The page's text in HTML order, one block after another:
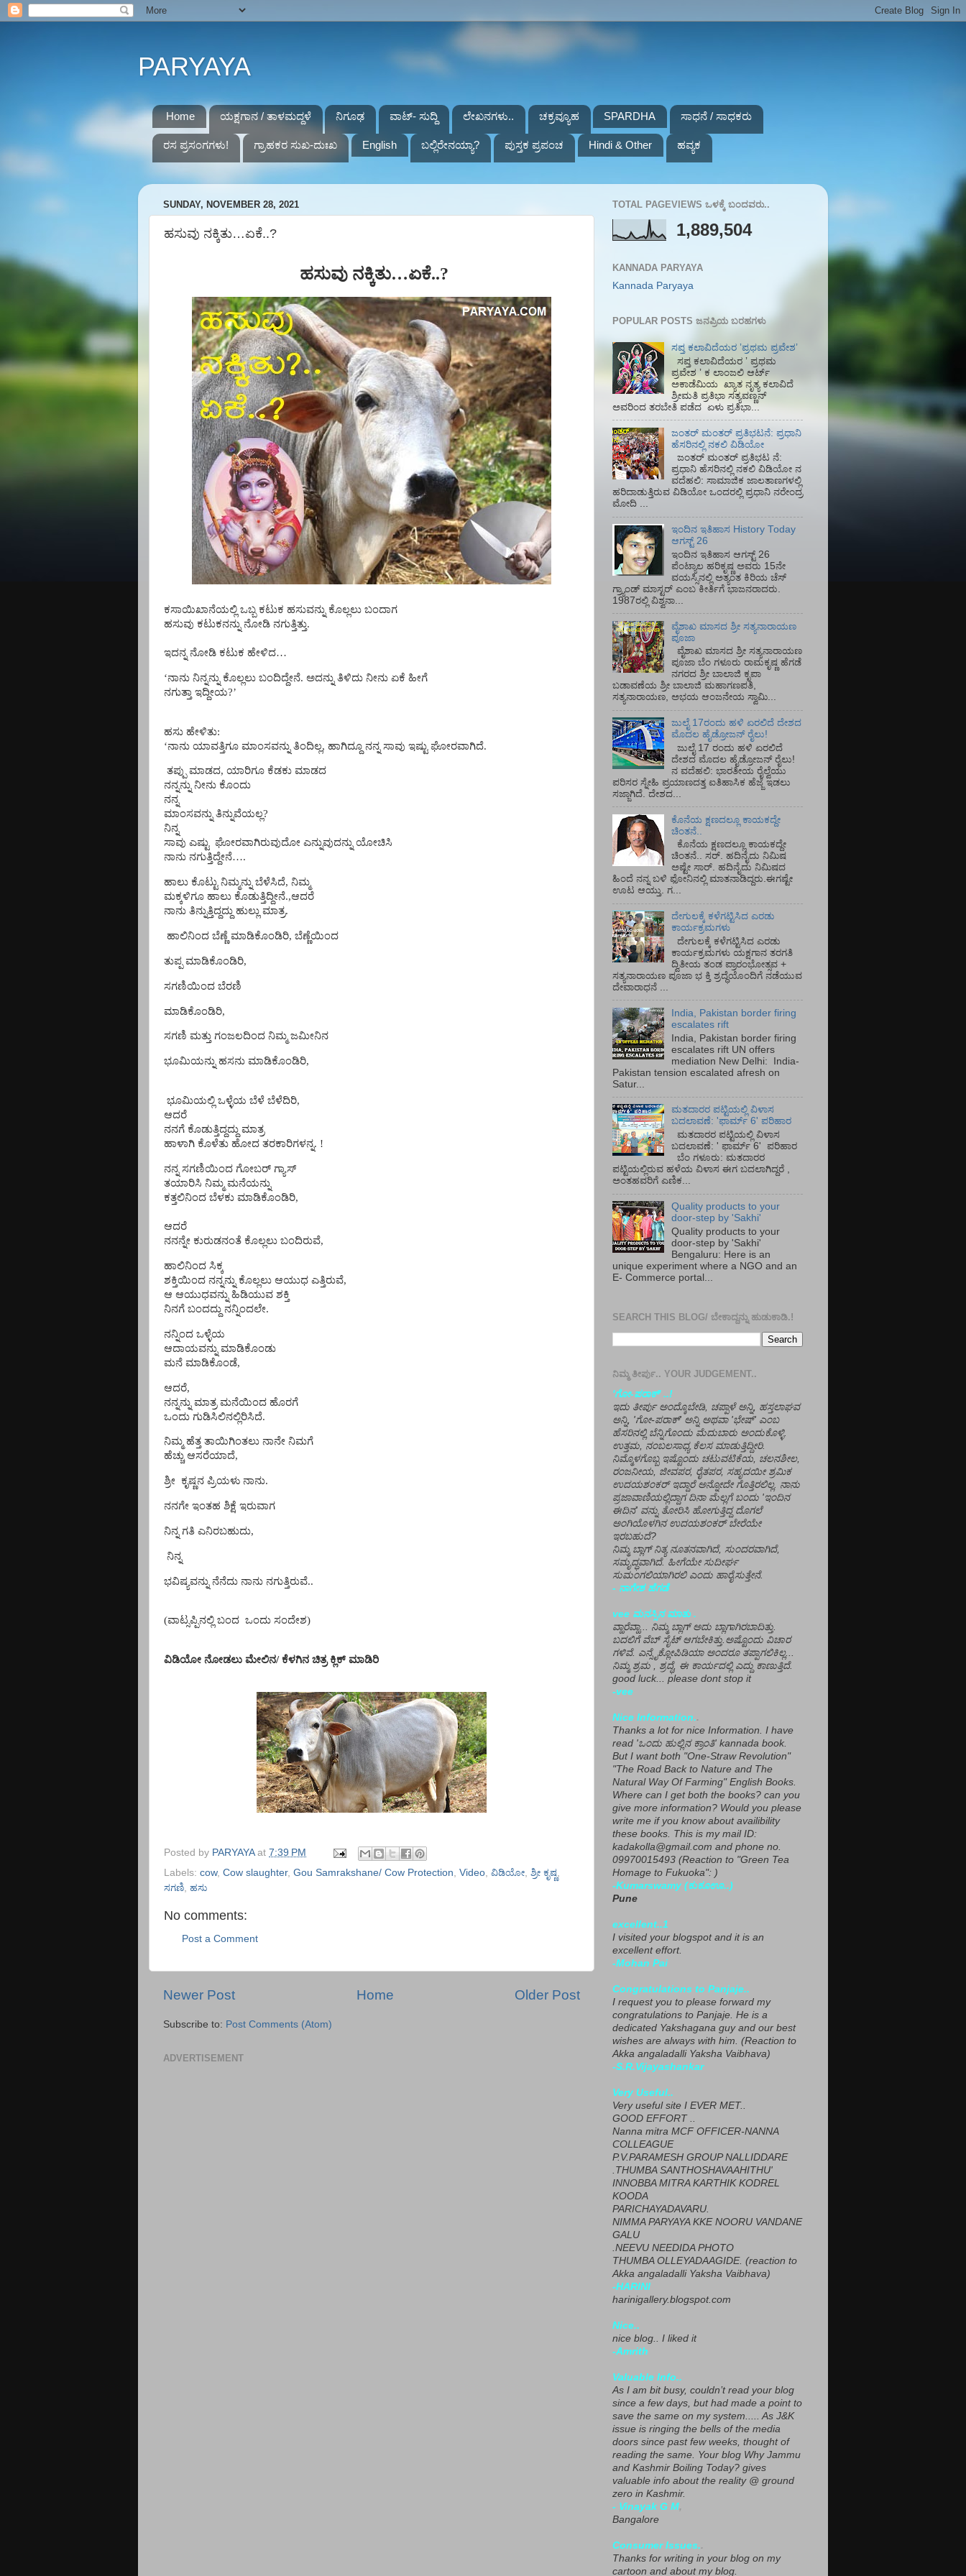
PARYAYA
Home ಯಕ್ಷಗಾನ / ತಾಳಮದ್ದಳೆ ನಿಗೂಢ ವಾಟ್- ಸುದ್ದಿ ಲೇಖನಗಳು.. ಚಕ್ರವ್ಯೂಹ SPARDHA ಸಾಧನೆ / ಸಾಧಕರು
ರಸ ಪ್ರಸಂಗಗಳು! ಗ್ರಾಹಕರ ಸುಖ-ದುಃಖ English ಬಲ್ಲಿರೇನಯ್ಯಾ? ಪುಸ್ತಕ ಪ್ರಪಂಚ Hindi & Other ಹವ್ಯಕ
SUNDAY, NOVEMBER 28, 2021
ಹಸುವು ನಕ್ಕಿತು…ಏಕೆ..?
ಹಸುವು ನಕ್ಕಿತು…ಏಕೆ..?
ಕಸಾಯಿಖಾನೆಯಲ್ಲಿ ಒಬ್ಬ ಕಟುಕ ಹಸುವನ್ನು ಕೊಲ್ಲಲು ಬಂದಾಗ
ಹಸುವು ಕಟುಕನನ್ನು ನೋಡಿ ನಗುತ್ತಿತ್ತು.
ಇದನ್ನ ನೋಡಿ ಕಟುಕ ಹೇಳಿದ…
‘ನಾನು ನಿನ್ನನ್ನು ಕೊಲ್ಲಲು ಬಂದಿದ್ದೇನೆ. ಅದನ್ನು ತಿಳಿದು ನೀನು ಏಕೆ ಹೀಗೆ
ನಗುತ್ತಾ ಇದ್ದೀಯ?’
ಹಸು ಹೇಳಿತು:
‘ನಾನು ಯಾವತ್ತಿಗೂ ಮಾಂಸವನ್ನು ತಿಂದಿಲ್ಲ, ಹಾಗಿದ್ದೂ ನನ್ನ ಸಾವು ಇಷ್ಟು ಘೋರವಾಗಿದೆ.
ತಪ್ಪು ಮಾಡದ, ಯಾರಿಗೂ ಕೆಡಕು ಮಾಡದ
ನನ್ನನ್ನು ನೀನು ಕೊಂದು
ನನ್ನ
ಮಾಂಸವನ್ನು ತಿನ್ನುವೆಯಲ್ಲ?
ನಿನ್ನ
ಸಾವು ಎಷ್ಟು ಘೋರವಾಗಿರುವುದೋ ಎನ್ನುವುದನ್ನು ಯೋಚಿಸಿ
ನಾನು ನಗುತ್ತಿದ್ದೇನೆ….
ಹಾಲು ಕೊಟ್ಟು ನಿಮ್ಮನ್ನು ಬೆಳೆಸಿದೆ, ನಿಮ್ಮ
ಮಕ್ಕಳಿಗೂ ಹಾಲು ಕೊಡುತ್ತಿದ್ದೀನೆ.,ಆದರೆ
ನಾನು ತಿನ್ನುತ್ತಿದ್ದದ್ದು ಹುಲ್ಲು ಮಾತ್ರ.
ಹಾಲಿನಿಂದ ಬೆಣ್ಣೆ ಮಾಡಿಕೊಂಡಿರಿ, ಬೆಣ್ಣೆಯಿಂದ
ತುಪ್ಪ ಮಾಡಿಕೊಂಡಿರಿ,
ಸಗಣಿಯಿಂದ ಬೆರಣಿ
ಮಾಡಿಕೊಂಡಿರಿ,
ಸಗಣಿ ಮತ್ತು ಗಂಜಲದಿಂದ ನಿಮ್ಮ ಜಮೀನಿನ
ಭೂಮಿಯನ್ನು ಹಸನು ಮಾಡಿಕೊಂಡಿರಿ,
ಭೂಮಿಯಲ್ಲಿ ಒಳ್ಳೆಯ ಬೆಳೆ ಬೆಳೆದಿರಿ,
ಆದರೆ
ನನಗೆ ಕೊಡುತ್ತಿದ್ದದ್ದು ಮಾತ್ರ
ಹಾಳಾಗಿ ಕೊಳೆತು ಹೋದ ತರಕಾರಿಗಳನ್ನ. !
ನನ್ನ ಸಗಣಿಯಿಂದ ಗೋಬರ್ ಗ್ಯಾಸ್
ತಯಾರಿಸಿ ನಿಮ್ಮ ಮನೆಯನ್ನು
ಕತ್ತಲಿನಿಂದ ಬೆಳಕು ಮಾಡಿಕೊಂಡಿರಿ,
ಆದರೆ
ನನನ್ನೇ ಕುರುಡನಂತೆ ಕೊಲ್ಲಲು ಬಂದಿರುವೆ,
ಹಾಲಿನಿಂದ ಸಿಕ್ಕ
ಶಕ್ತಿಯಿಂದ ನನ್ನನ್ನು ಕೊಲ್ಲಲು ಆಯುಧ ಎತ್ತಿರುವೆ,
ಆ ಆಯುಧವನ್ನು ಹಿಡಿಯುವ ಶಕ್ತಿ
ನಿನಗೆ ಬಂದದ್ದು ನನ್ನಿಂದಲೇ.
ನನ್ನಿಂದ ಒಳ್ಳೆಯ
ಆದಾಯವನ್ನು ಮಾಡಿಕೊಂಡು
ಮನೆ ಮಾಡಿಕೊಂಡೆ,
ಆದರೆ,
ನನ್ನನ್ನು ಮಾತ್ರ ಮನೆಯಿಂದ ಹೊರಗೆ
ಒಂದು ಗುಡಿಸಿಲಿನಲ್ಲಿರಿಸಿದೆ.
ನಿಮ್ಮ ಹೆತ್ತ ತಾಯಿಗಿಂತಲು ನಾನೇ ನಿಮಗೆ
ಹೆಚ್ಚು ಆಸರೆಯಾದೆ,
ಶ್ರೀ ಕೃಷ್ಣನ ಪ್ರಿಯಳು ನಾನು.
ನನಗೇ ಇಂತಹ ಶಿಕ್ಷೆ ಇರುವಾಗ
ನಿನ್ನ ಗತಿ ಎನಿರಬಹುದು,
ನಿನ್ನ
ಭವಿಷ್ಯವನ್ನು ನೆನೆದು ನಾನು ನಗುತ್ತಿರುವೆ..
(ವಾಟ್ಸಪ್ಪಿನಲ್ಲಿ ಬಂದ ಒಂದು ಸಂದೇಶ)
ವಿಡಿಯೋ ನೋಡಲು ಮೇಲಿನ/ ಕೆಳಗಿನ ಚಿತ್ರ ಕ್ಲಿಕ್ ಮಾಡಿರಿ
Posted by PARYAYA at 7:39 PM
Labels: cow, Cow slaughter, Gou Samrakshane/ Cow Protection Video ವಿಡಿಯೋ ಶ್ರೀ ಕೃಷ್ಣ
ಸಗಣಿ ಹಸು
No comments:
Post a Comment
Newer Post Older Post
Home
Subscribe to: Post Comments (Atom)
ADVERTISEMENT
TOTAL PAGEVIEWS ಒಳಕ್ಕೆ ಬಂದವರು..
1,889,504
KANNADA PARYAYA
Kannada Paryaya
POPULAR POSTS ಜನಪ್ರಿಯ ಬರಹಗಳು
ಸಪ್ತ ಕಲಾವಿದೆಯರ ʼಪ್ರಥಮ ಪ್ರವೇಶʼ
ಸಪ್ತ ಕಲಾವಿದೆಯರ ʼ ಪ್ರಥಮ
ಪ್ರವೇಶ ʼ ಕ ಲಾಂಜಲಿ ಆರ್ಟ್
ಅಕಾಡೆಮಿಯ‌ ಖ್ಯಾತ ನೃತ್ಯ ಕಲಾವಿದೆ
ಶ್ರೀಮತಿ ಪ್ರತಿಭಾ ಸತ್ಯವಣ್ಣನ್
ಅವರಿಂದ ತರಬೇತಿ ಪಡೆದ ಏಳು ಪ್ರತಿಭಾ...
ಜಂತರ್ ಮಂತರ್ ಪ್ರತಿಭಟನೆ: ಪ್ರಧಾನಿ
ಹೆಸರಿನಲ್ಲಿ ನಕಲಿ ವಿಡಿಯೋ
ಜಂತರ್ ಮಂತರ್ ಪ್ರತಿಭಟ ನೆ:
ಪ್ರಧಾನಿ ಹೆಸರಿನಲ್ಲಿ ನಕಲಿ ವಿಡಿಯೋ ನ
ವದೆಹಲಿ: ಸಾಮಾಜಿಕ ಜಾಲತಾಣಗಳಲ್ಲಿ
ಹರಿದಾಡುತ್ತಿರುವ ವಿಡಿಯೋ ಒಂದರಲ್ಲಿ ಪ್ರಧಾನಿ ನರೇಂದ್ರ
ಮೋದಿ ...
ಇಂದಿನ ಇತಿಹಾಸ History Today
ಆಗಸ್ಟ್ 26
ಇಂದಿನ ಇತಿಹಾಸ ಆಗಸ್ಟ್ 26
ಪೆಂಟ್ಯಾಲ ಹರಿಕೃಷ್ಣ ಅವರು 15ನೇ
ವಯಸ್ಸಿನಲ್ಲಿ ಅತ್ಯಂತ ಕಿರಿಯ ಚೆಸ್
ಗ್ರ್ಯಾಂಡ್ ಮಾಸ್ಟರ್ ಎಂಬ ಕೀರ್ತಿಗೆ ಭಾಜನರಾದರು.
1987ರಲ್ಲಿ ವಿಶ್ವನಾ...
ವೈಶಾಖ ಮಾಸದ ಶ್ರೀ ಸತ್ಯನಾರಾಯಣ
ಪೂಜಾ
ವೈಶಾಖ ಮಾಸದ ಶ್ರೀ ಸತ್ಯನಾರಾಯಣ
ಪೂಜಾ ಬೆಂ ಗಳೂರು ರಾಮಕೃಷ್ಣ ಹೆಗಡೆ
ನಗರದ ಶ್ರೀ ಬಾಲಾಜಿ ಕೃಪಾ
ಬಡಾವಣೆಯ ಶ್ರೀ ಬಾಲಾಜಿ ಮಹಾಗಣಪತಿ,
ಸತ್ಯನಾರಾಯಣ, ಅಭಯ ಆಂಜನೇಯ ಸ್ವಾಮಿ...
ಜುಲೈ 17ರಂದು ಹಳಿ ಏರಲಿದೆ ದೇಶದ
ಮೊದಲ ಹೈಡ್ರೋಜನ್ ರೈಲು!
ಜುಲೈ 17 ರಂದು ಹಳಿ ಏರಲಿದೆ
ದೇಶದ ಮೊದಲ ಹೈಡ್ರೋಜನ್ ರೈಲು!
ನ ವದೆಹಲಿ: ಭಾರತೀಯ ರೈಲ್ವೆಯು
ಪರಿಸರ ಸ್ನೇಹಿ ಪ್ರಯಾಣದತ್ತ ಐತಿಹಾಸಿಕ ಹೆಜ್ಜೆ ಇಡಲು
ಸಜ್ಜಾಗಿದೆ. ದೇಶದ...
ಕೊನೆಯ ಕ್ಷಣದಲ್ಲೂ ಕಾಯಕದ್ದೇ
ಚಿಂತನೆ..
ಕೊನೆಯ ಕ್ಷಣದಲ್ಲೂ ಕಾಯಕದ್ದೇ
ಚಿಂತನೆ.. ಸರ್.‌ ಹದಿನೈದು ನಿಮಿಷ
ಅಷ್ಟೇ ಸಾರ್.‌ ಹದಿನೈದು ನಿಮಿಷದ
ಹಿಂದೆ ನನ್ನ ಬಳಿ ಫೋನಿನಲ್ಲಿ ಮಾತನಾಡಿದ್ದರು.ಈಗಷ್ಟೇ
ಊಟ ಆಯ್ತು. ಗ...
ದೇಗುಲಕ್ಕೆ ಕಳೆಗಟ್ಟಿಸಿದ ಎರಡು
ಕಾರ್ಯಕ್ರಮಗಳು
ದೇಗುಲಕ್ಕೆ ಕಳೆಗಟ್ಟಿಸಿದ ಎರಡು
ಕಾರ್ಯಕ್ರಮಗಳು ಯಕ್ಷಗಾನ ತರಗತಿ
ದ್ವಿತೀಯ ತಂಡ ಪ್ರಾರಂಭೋತ್ಸವ +
ಸತ್ಯನಾರಾಯಣ ಪೂಜಾ ಭ ಕ್ತಿ ಶ್ರದ್ಧೆಯೊಂದಿಗೆ ನಡೆಯುವ
ದೇವಾರಾಧನೆ ...
India, Pakistan border firing
escalates rift
India, Pakistan border firing
escalates rift UN offers
mediation New Delhi: India-
Pakistan tension escalated afresh on
Satur...
ಮತದಾರರ ಪಟ್ಟಿಯಲ್ಲಿ ವಿಳಾಸ
ಬದಲಾವಣೆ: 'ಫಾರ್ಮ್ 6' ಪರಿಹಾರ
ಮತದಾರರ ಪಟ್ಟಿಯಲ್ಲಿ ವಿಳಾಸ
ಬದಲಾವಣೆ: ' ಫಾರ್ಮ್ 6' ಪರಿಹಾರ
ಬೆಂ ಗಳೂರು: ಮತದಾರರ
ಪಟ್ಟಿಯಲ್ಲಿರುವ ಹಳೆಯ ವಿಳಾಸ ಈಗ ಬದಲಾಗಿದ್ದರೆ ,
ಅಂತಹವರಿಗೆ ಎಣಿಕ...
Quality products to your
door-step by 'Sakhi'
Quality products to your
door-step by 'Sakhi'
Bengaluru: Here is an
unique experiment where a NGO and an
E- Commerce portal...
SEARCH THIS BLOG/ ಬೇಕಾದ್ದನ್ನು ಹುಡುಕಾಡಿ.!
ನಿಮ್ಮ ತೀರ್ಪು.. YOUR JUDGEMENT..
'ಗೋ-ಪರಾಕ್' ..!
ಇದು ತೀರ್ಪು ಅಂದ್ಕೊಬೇಡಿ, ಚಪ್ಪಾಳೆ ಅನ್ನಿ, ಹಸ್ತಲಾಘವ
ಅನ್ನಿ, 'ಗೋ-ಪರಾಕ್' ಅನ್ನಿ ಅಥವಾ 'ಭೇಷ್' ಎಂಬ
ಹೆಸರಿನಲ್ಲಿ ಬೆನ್ನಿಗೊಂದು ಮೆದುಬಾರು ಅಂದುಕೊಳ್ಳಿ.
ಉತ್ತಮ, ನಂಬಲಸಾಧ್ಯ ಕೆಲಸ ಮಾಡುತ್ತಿದ್ದೀರಿ.
ನಿಮ್ಮೊಳಗೊಬ್ಬ ಇಷ್ಟೊಂದು ಚಟುವಟಿಕೆಯ, ಚಲನಶೀಲ,
ರಂಜನೀಯ, ಜೀವಪರ, ರೈತಪರ, ಸಹೃದಯೀ ಶ್ರಮಿಕ
ಉದಯಶಂಕರ್ ಇದ್ದಾರೆ ಅನ್ನೋದೇ ಗೊತ್ತಿರಲಿಲ್ಲ. ನಾನು
ಪ್ರಜಾವಾಣಿಯಲ್ಲಿದ್ದಾಗ ದಿನಾ ಮೆಲ್ಲಗೆ ಬಂದು 'ಇಂದಿನ
ಈದಿನ' ವನ್ನು ತೋರಿಸಿ ಹೋಗುತ್ತಿದ್ದ ದೊಗಲೆ
ಅಂಗಿಯೊಳಗಿನ ಉದಯಶಂಕರ್ ಬೇರೆಯೇ
ಇರಬಹುದೆ?
ನಿಮ್ಮ ಬ್ಲಾಗ್ ನಿತ್ಯ ನೂತನವಾಗಿದೆ, ಸುಂದರವಾಗಿದೆ,
ಸಮೃದ್ಧವಾಗಿದೆ. ಹೀಗೆಯೇ ಸುದೀರ್ಘ
ಸುಮಂಗಲಿಯಾಗಿರಲಿ ಎಂದು ಹಾರೈಸುತ್ತೇನೆ.
- ನಾಗೇಶ ಹೆಗಡೆ
vee ಮನಸ್ಸಿನ ಮಾತು .
ವ್ಹಾರೆವ್ಹಾ... ನಿಮ್ಮ ಬ್ಲಾಗ್ ಅದು ಬ್ಲಾಗಾಗಿರಬಾದಿತ್ತು.
ಬದಲಿಗೆ ವೆಬ್ ಸೈಟ್ ಆಗಬೇಕಿತ್ತು.ಅಷ್ಟೊಂದು ವಿಚಾರ
ಗಳಿವೆ. ಎನ್ಸೈಕ್ಲೋಪಿಡಿಯಾ ಅಂದರೂ ತಪ್ಪಾಗಲಿಕಿಲ್ಲ...
ನಿಮ್ಮ ಶ್ರಮ , ಶ್ರದ್ಧೆ, ಈ ಕಾರ್ಯದಲ್ಲಿ ಎದ್ದು ಕಾಣುತ್ತಿದೆ.
good luck... please dont stop it
-vee
Nice Information..
Thanks a lot for nice Information. I have
read 'ಒಂದು ಹುಲ್ಲಿನ ಕ್ರಾಂತಿ' kannada book.
But I want both "One-Straw Revolution"
"The Road Back to Nature and The
Natural Way Of Farming" English Books.
Where can I get both the books? can you
give more information? Would you please
write me if you know about availibility
these books. This is my mail ID:
kadakolla@gmail.com and phone no.
09970015493 (Reaction to "Green Tea
Homage to Fukuoka": )
-Kumarswamy (ಕುಕೂಊ..)
Pune
excellent..1
I visited your blogspot and it is an
excellent effort.
-Mohan Pai
Congratulations to Panjaje..
I request you to please forward my
congratulations to Panjaje. He is a
dedicated Yakshagana guy and our best
wishes are always with him. (Reaction to
Akka angaladalli Yaksha Vaibhava)
-S.R.Vijayashankar
Very Useful..
Very useful site I EVER MET..
GOOD EFFORT ..
Nanna mitra MCF OFFICER-NANNA
COLLEAGUE
P.V.PARAMESH GROUP NALLIDDARE
.THUMBA SANTHOSHAVAAHITHU'
INNOBBA MITRA KARTHIK KODREL
KOODA
PARICHAYADAVARU.
NIMMA PARYAYA KKE NOORU VANDANE
GALU
.NEEVU NEEDIDA PHOTO
THUMBA OLLEYADAAGIDE. (reaction to
Akka angaladalli Yaksha Vaibhava)
-HARINI
harinigallery.blogspot.com
Nice..
nice blog.. I liked it
-Amrith
Valuable Info..
As I am bit busy, couldn’t read your blog
since a few days, but had made a point to
save the same on my system..... As J&K
issue is ringing the bells of the media
doors since past few weeks, thought of
reading the same. Your blog Why Jammu
and Kashmir Boiling Today? gives
valuable info about the reality @ ground
zero in Kashmir.
- Vinayak G M,
Bangalore
Consumer Issues..
Thanks for writing in your blog on my
cartoon and about my blog.